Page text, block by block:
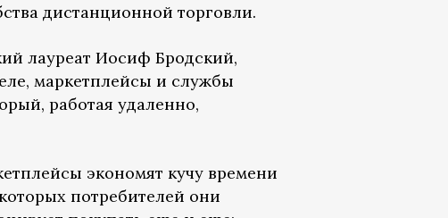
дистанционной торговли.
лауреат Иосиф Бродский,
маркетплейсы и службы
работая удаленно,
экономят кучу времени
потребителей они